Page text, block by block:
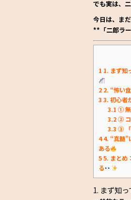
k
でも実は、
今日は、ま
**「二郎ラ
1 1. まず知
2 2. “怖い
3 3. 初心者
3.1 ① 無
3.2② コ
3.3 ③ 「
44. “真髄”
ある
55. まとめ
る
1. まず知